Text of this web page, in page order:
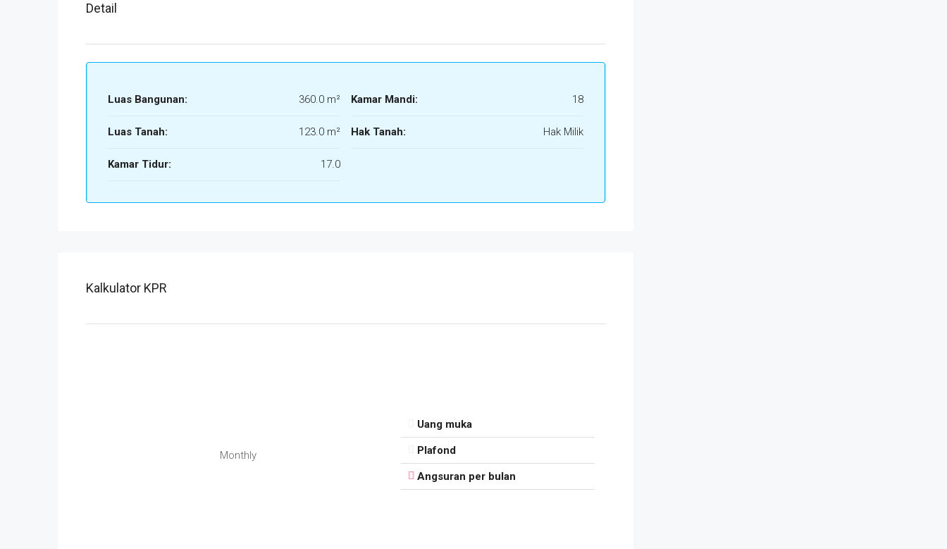
Detail
Luas Bangunan: 360.0 m²
Luas Tanah: 123.0 m²
Kamar Tidur: 17.0
Kamar Mandi: 18
Hak Tanah: Hak Milik
Kalkulator KPR
Monthly
Uang muka
Plafond
Angsuran per bulan